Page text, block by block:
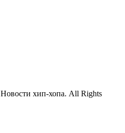
хип-хопа. All Rights